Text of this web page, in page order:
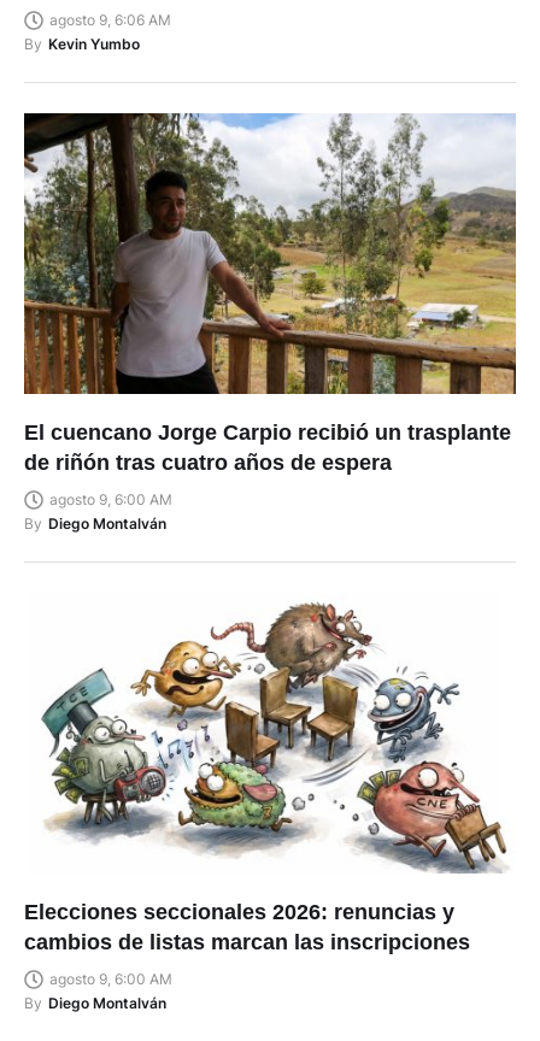
agosto 9, 6:06 AM
By Kevin Yumbo
El cuencano Jorge Carpio recibió un trasplante
de riñón tras cuatro años de espera
agosto 9, 6:00 AM
By Diego Montalván
Elecciones seccionales 2026: renuncias y
cambios de listas marcan las inscripciones
agosto 9, 6:00 AM
By Diego Montalván